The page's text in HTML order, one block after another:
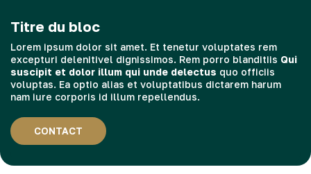
Titre du bloc
Lorem ipsum dolor sit amet. Et tenetur voluptates rem
excepturi delenitivel dignissimos. Rem porro blanditiis Qui
suscipit et dolor illum qui unde delectus quo officiis
voluptas. Ea optio alias et voluptatibus dictarem harum
nam iure corporis id illum repellendus.
CONTACT